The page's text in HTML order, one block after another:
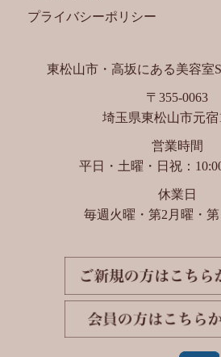
プライバシーポリシー
東松山市・高坂にある美容室
〒355-0063
埼玉県東松山市元宿
営業時間
平日・土曜・日祝：
休業日
毎週火曜・第2月曜・第